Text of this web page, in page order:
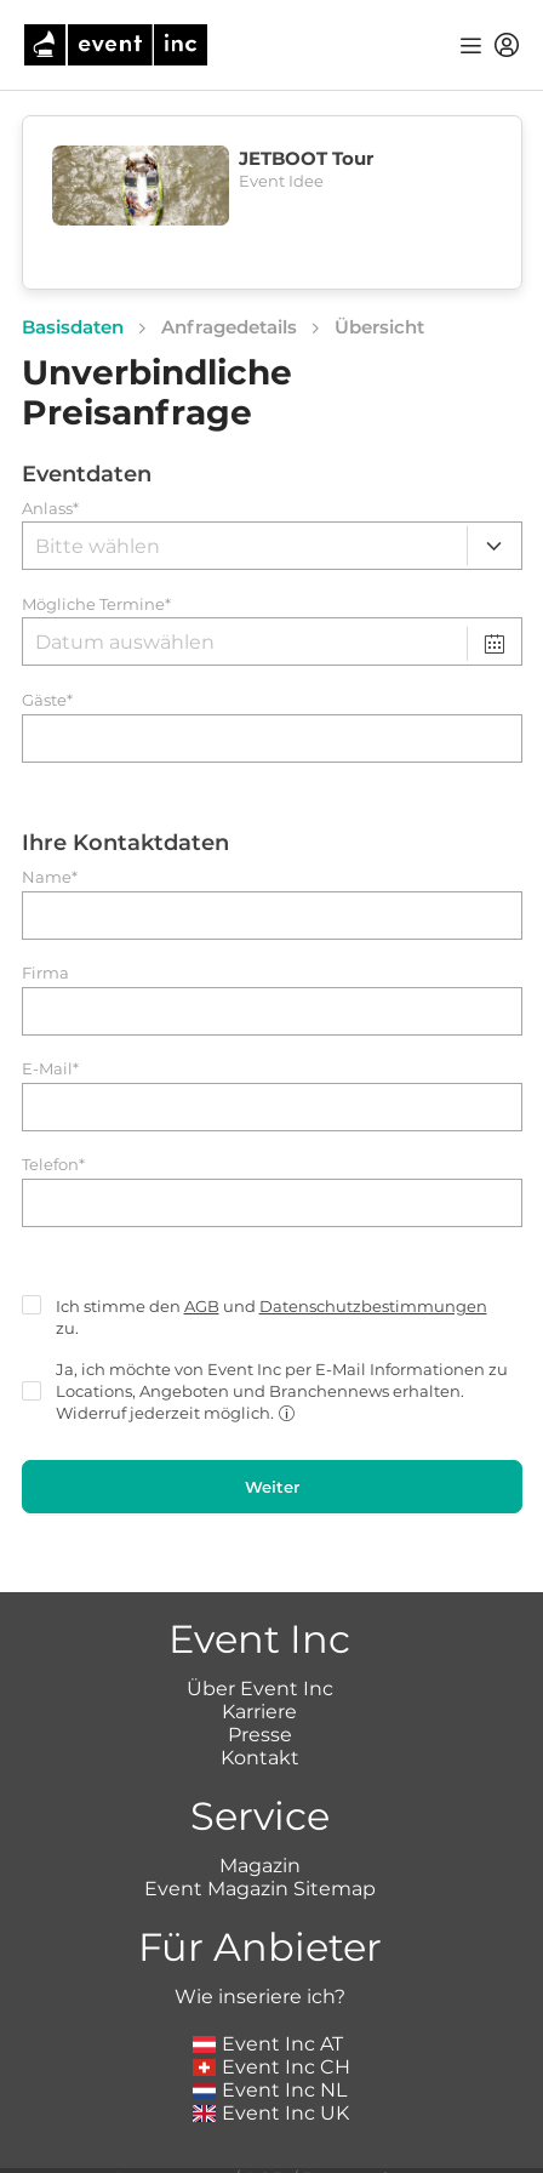
JETBOOT Tour
Event Idee
Basisdaten Anfragedetails Übersicht
Unverbindliche
Preisanfrage
Eventdaten
Anlass*
Mögliche Termine*
Gäste*
Ihre Kontaktdaten
Name*
Firma
E-Mail*
Telefon*
Ich stimme den AGB und Datenschutzbestimmungen
zu.
Ja, ich möchte von Event Inc per E-Mail Informationen zu
Locations, Angeboten und Branchennews erhalten.
Widerruf jederzeit möglich.
Weiter
Event Inc
Über Event Inc
Karriere
Presse
Kontakt
Service
Magazin
Event Magazin Sitemap
Für Anbieter
Wie inseriere ich?
Event Inc AT
Event Inc CH
Event Inc NL
Event Inc UK